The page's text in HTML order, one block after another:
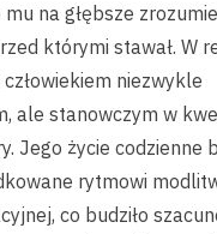
mu na głębsze
którymi stawał. W
człowiekiem niezwykle
ale stanowczym w
Jego życie codzienne
rytmowi
co budziło